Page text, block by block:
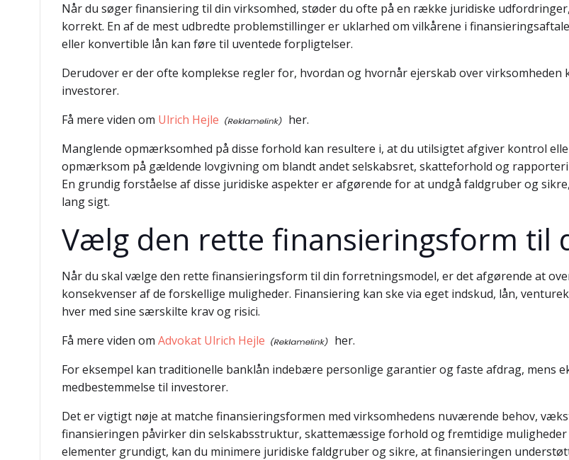
Når du søger finansiering til din virksomhed, støder du ofte på en række juridiske
korrekt. En af de mest udbredte problemstillinger er uklarhed om vilkårene i
eller konvertible lån kan føre til uventede forpligtelser.
Derudover er der ofte komplekse regler for, hvordan og hvornår ejerskab over
investorer.
Få mere viden om Ulrich Hejle
her.
Manglende opmærksomhed på disse forhold kan resultere i, at du utilsigtet afgiver kontrol
opmærksom på gældende lovgivning om blandt andet selskabsret, skatteforhold og
En grundig forståelse af disse juridiske aspekter er afgørende for at undgå faldgruber og
lang sigt.
Vælg den rette finansieringsform til
Når du skal vælge den rette finansieringsform til din forretningsmodel, er det afgørende at
konsekvenser af de forskellige muligheder. Finansiering kan ske via eget indskud, lån,
hver med sine særskilte krav og risici.
Få mere viden om Advokat Ulrich Hejle
her.
For eksempel kan traditionelle banklån indebære personlige garantier og faste afdrag, mens
medbestemmelse til investorer.
Det er vigtigt nøje at matche finansieringsformen med virksomhedens nuværende behov,
finansieringen påvirker din selskabsstruktur, skattemæssige forhold og fremtidige
elementer grundigt, kan du minimere juridiske faldgruber og sikre, at finansieringen